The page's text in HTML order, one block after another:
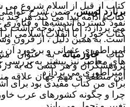
برنارد لوییس، ضمن شرح عواملی
نفوذ گسترده اندیشه‌ها و
کتاب خود را با انقلاب اسلامی
کتابخاورمیانهبه عنوان
پژوهشگران و هر کسی که به درک
این منطقه ی مهم جهان علاقه
کتاب) ادامه پیدا می کند. هر
می پردازد، اما باید توجه داشت
است. به همین دلیل ، از قرون
امپراطوری عثمانی و برخورد
های معاصر نیز بیشتر به
امپراطوری می پردازد.
برای من کتاب مفیدی بود برای
چرا و چگونه کشورهای عرب